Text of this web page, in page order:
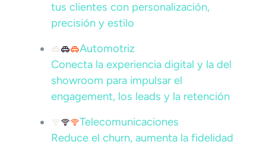
tus clientes con personalización,
precisión y estilo
Automotriz
Conecta la experiencia digital y la del
showroom para impulsar el
engagement, los leads y la retención
Telecomunicaciones
Reduce el churn, aumenta la fidelidad